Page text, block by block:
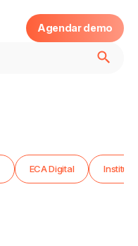
Agendar demo
ECA Digital